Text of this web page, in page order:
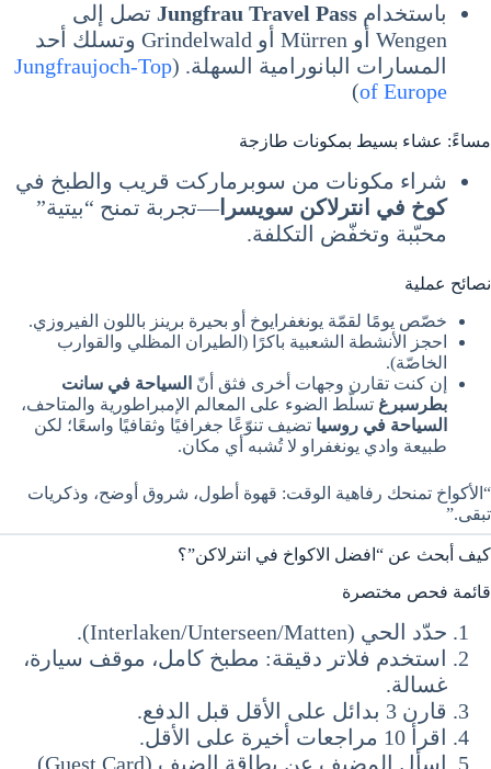
باستخدام Jungfrau Travel Pass تصل إلى
Wengen أو Mürren أو Grindelwald وتسلك أحد
المسارات البانورامية السهلة. (Jungfraujoch-Top
of Europe
)
مساءً: عشاء بسيط بمكونات طازجة
شراء مكونات من سوبرماركت قريب والطبخ في
كوخ في انترلاكن سويسرا—تجربة تمنح “بيتية”
محبّبة وتخفّض التكلفة.
نصائح عملية
خصّص يومًا لقمّة يونغفرايوخ أو بحيرة برينز باللون الفيروزي.
احجز الأنشطة الشعبية باكرًا (الطيران المظلي والقوارب
الخاصّة).
إن كنت تقارن وجهات أخرى فثق أنّ السياحة في سانت
بطرسبرغ تسلّط الضوء على المعالم الإمبراطورية والمتاحف،
السياحة في روسيا تضيف تنوّعًا جغرافيًا وثقافيًا واسعًا؛ لكن
طبيعة وادي يونغفراو لا تُشبه أي مكان.
“الأكواخ تمنحك رفاهية الوقت: قهوة أطول، شروق أوضح، وذكريات
تبقى.”
كيف أبحث عن “افضل الاكواخ في انترلاكن”؟
قائمة فحص مختصرة
حدّد الحي (Interlaken/Unterseen/Matten).
استخدم فلاتر دقيقة: مطبخ كامل، موقف سيارة،
غسالة.
قارن 3 بدائل على الأقل قبل الدفع.
اقرأ 10 مراجعات أخيرة على الأقل.
اسأل المضيف عن بطاقة الضيف (Guest Card)